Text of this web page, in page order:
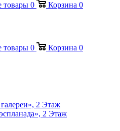
товары 0 Корзина 0
товары 0 Корзина 0
2 Этаж
2 Этаж